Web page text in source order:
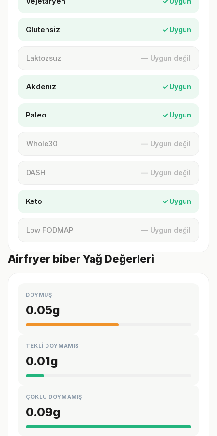
Glutensiz ✓ Uygun
Laktozsuz — Uygun değil
Akdeniz ✓ Uygun
Paleo ✓ Uygun
Whole30 — Uygun değil
DASH — Uygun değil
Keto ✓ Uygun
Low FODMAP — Uygun değil
Airfryer biber Yağ Değerleri
DOYMUŞ
0.05g
TEKLİ DOYMAMIŞ
0.01g
ÇOKLU DOYMAMIŞ
0.09g